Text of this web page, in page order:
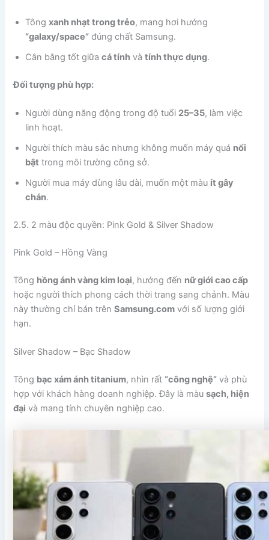
Tôngxanh nhạt trong trẻo, mang hơi hướng
“galaxy/space” đúng chất Samsung.
Cân bằng tốt giữacá tính vàtính thực dụng.
Đối tượng phù hợp:
Người dùng năng động trong độ tuổi 25–35, làm việc
linh hoạt.
Người thích màu sắc nhưng không muốn máy quá nổi
bật trong môi trường công sở.
Người mua máy dùng lâu dài, muốn một màu ít gây
chán.
2.5. 2 màu độc quyền: Pink Gold & Silver Shadow
Pink Gold – Hồng Vàng
Tông hồng ánh vàng kim loại, hướng đến nữ giới cao cấp
hoặc người thích phong cách thời trang sang chảnh. Màu
này thường chỉ bán trênSamsung.com với số lượng giới
hạn.
Silver Shadow – Bạc Shadow
Tông bạc xám ánh titanium, nhìn rất “công nghệ” và phù
hợp với khách hàng doanh nghiệp. Đây là màusạch, hiện
đại và mang tính chuyên nghiệp cao.